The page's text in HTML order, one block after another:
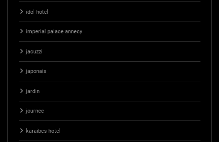
idol hotel
imperial palace annecy
jacuzzi
japonais
jardin
journee
karaibes hotel